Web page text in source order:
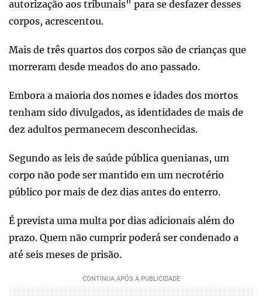
autorização aos tribunais" para se desfazer desses
corpos, acrescentou.
Mais de três quartos dos corpos são de crianças que
morreram desde meados do ano passado.
Embora a maioria dos nomes e idades dos mortos
tenham sido divulgados, as identidades de mais de
dez adultos permanecem desconhecidas.
Segundo as leis de saúde pública quenianas, um
corpo não pode ser mantido em um necrotério
público por mais de dez dias antes do enterro.
É prevista uma multa por dias adicionais além do
prazo. Quem não cumprir poderá ser condenado a
até seis meses de prisão.